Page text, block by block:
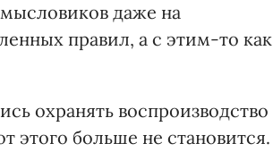
даже на
правил, а с этим-то как
охранять воспроизводство
этого больше не становится.